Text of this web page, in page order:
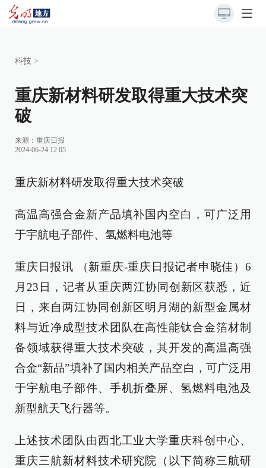
科技 >
重庆新材料研发取得重大技术突
破
来源： 重庆日报
2024-06-24 12:05
重庆新材料研发取得重大技术突破
高温高强合金新产品填补国内空白，可广泛用
于宇航电子部件、氢燃料电池等
重庆日报讯 （新重庆-重庆日报记者申晓佳）6
月23日，记者从重庆两江协同创新区获悉，近
日，来自两江协同创新区明月湖的新型金属材
料与近净成型技术团队在高性能钛合金箔材制
备领域获得重大技术突破，其开发的高温高强
合金“新品”填补了国内相关产品空白，可广泛用
于宇航电子部件、手机折叠屏、氢燃料电池及
新型航天飞行器等。
上述技术团队由西北工业大学重庆科创中心、
重庆三航新材料技术研究院（以下简称三航研